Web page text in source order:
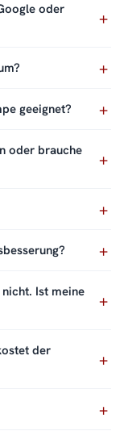
oder
geeignet?
oder brauche
Ist meine
der